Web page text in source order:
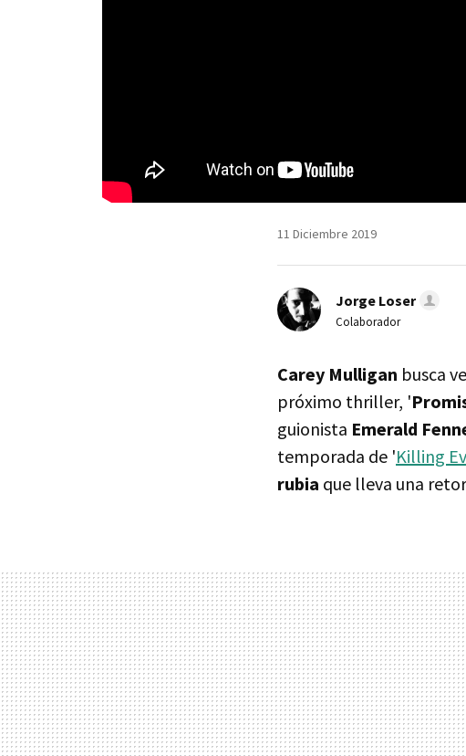
11 Diciembre 2019
Jorge Loser
Colaborador
Carey Mulligan busca
próximo thriller, '
guionista Emerald
temporada de 'Killing
rubia que lleva una